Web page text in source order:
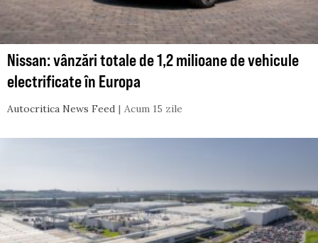
Nissan: vânzări totale de 1,2 milioane de vehicule
electrificate în Europa
Autocritica News Feed Acum 15 zile